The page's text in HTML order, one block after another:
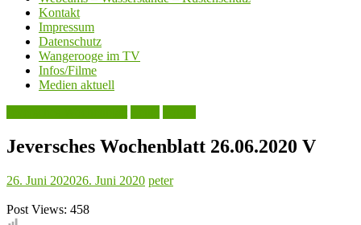
Kontakt
Impressum
Datenschutz
Wangerooge im TV
Infos/Filme
Medien aktuell
Jeversches Wochenblatt 26.06.2020 V
26. Juni 202026. Juni 2020 peter
Post Views: 458